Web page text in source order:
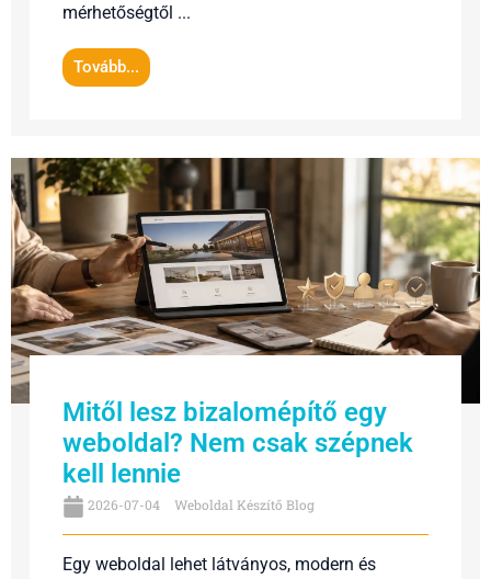
mérhetőségtől ...
Tovább...
Mitől lesz bizalomépítő egy
weboldal? Nem csak szépnek
kell lennie
2026-07-04 Weboldal Készítő Blog
Egy weboldal lehet látványos, modern és